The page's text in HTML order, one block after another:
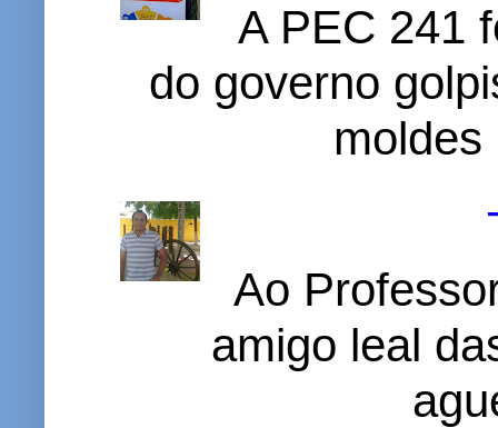
A PEC 241
do governo
Ao
amigo leal